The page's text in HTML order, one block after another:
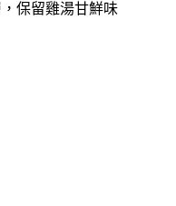
保留雞湯甘鮮味